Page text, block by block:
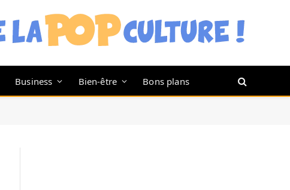
Business Bien-être Bons plans